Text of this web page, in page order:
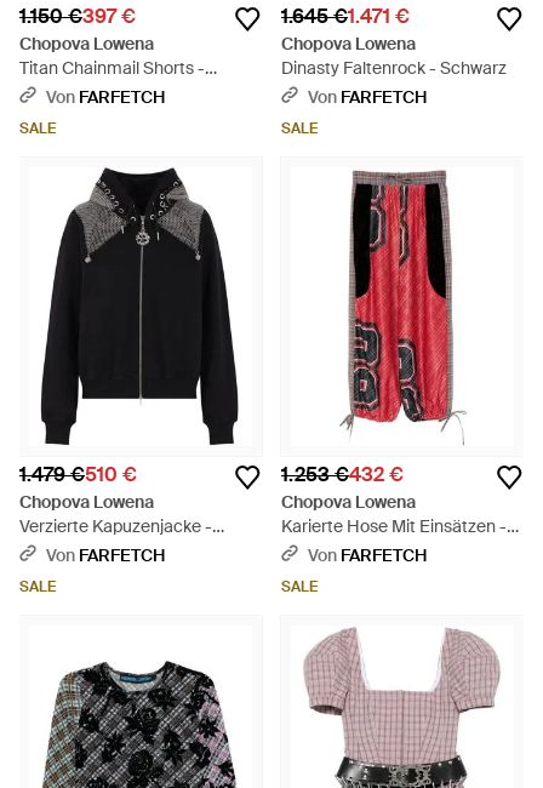
1.150 €397 €
Chopova Lowena
Titan Chainmail Shorts -
Schwarz
Von FARFETCH
SALE
1.645 €1.471 €
Chopova Lowena
Dinasty Faltenrock - Schwarz
Von FARFETCH
SALE
1.479 €510 €
Chopova Lowena
Verzierte Kapuzenjacke -
Schwarz
Von FARFETCH
SALE
1.253 €432 €
Chopova Lowena
Karierte Hose Mit Einsätzen -
RotVon FARFETCH
SALE